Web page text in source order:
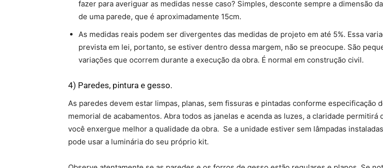
fazer para averiguar as medidas nesse caso? Simples, desconte sempre a dimensão
de uma parede, que é aproximadamente 15cm.
As medidas reais podem ser divergentes das medidas de projeto em até 5%. Essa
prevista em lei, portanto, se estiver dentro dessa margem, não se preocupe. São
variações que ocorrem durante a execução da obra. É normal em construção civil.
4) Paredes, pintura e gesso.
As paredes devem estar limpas, planas, sem fissuras e pintadas conforme especificação
memorial de acabamentos. Abra todos as janelas e acenda as luzes, a claridade permitirá
você enxergue melhor a qualidade da obra. Se a unidade estiver sem lâmpadas
pode usar a luminária do seu próprio kit.